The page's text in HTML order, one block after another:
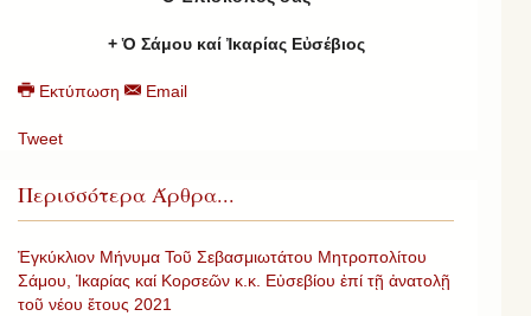
+ Ὁ Σάμου καί Ἰκαρίας Εὐσέβιος
Εκτύπωση Email
Tweet
Περισσότερα Άρθρα...
Ἐγκύκλιον Μήνυμα Τοῦ Σεβασμιωτάτου Μητροπολίτου
Σάμου, Ἰκαρίας καί Κορσεῶν κ.κ. Εὐσεβίου ἐπί τῇ ἀνατολῇ
τοῦ νέου ἔτους 2021